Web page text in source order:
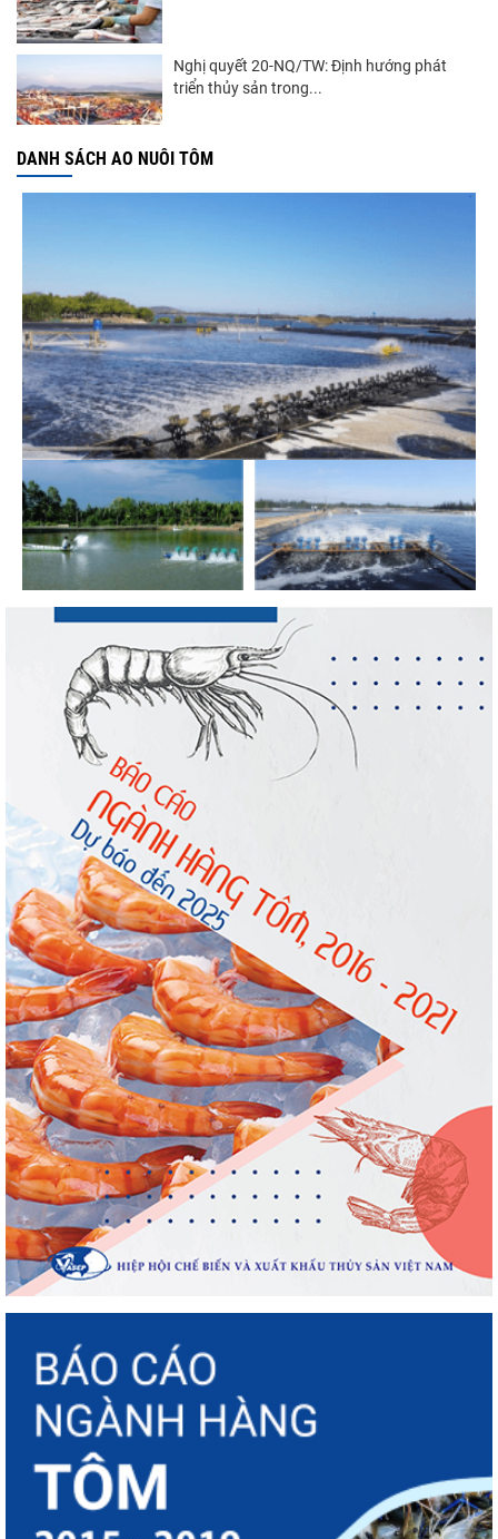
Nghị quyết 20-NQ/TW: Định hướng phát
triển thủy sản trong...
Nguồn cung giảm, giá cá rô phi Trung Quốc
tiếp tục tăng
Thuế Mục 301 và bài toán thích ứng của
tôm Việt tại thị...
VASEP chào đón Công ty Cổ phần Thương
mại Sim Ba gia nhập...
Nhập khẩu tôm của Mỹ phục hồi trong
tháng 5/2026
Trung Quốc tăng mạnh nhập khẩu mực,
trong khi nguồn cung...
Điểm tin thủy sản thế giới ngày 3/8/2026
DANH SÁCH AO NUÔI TÔM